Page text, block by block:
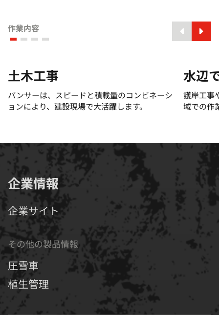
作業内容
土木工事
パンサーは、スピードと積載量のコンビネーシ
ョンにより、建設現場で大活躍します。
水辺
護岸工事
域での作
企業情報
企業サイト
その他の製品情報
圧雪車
植生管理